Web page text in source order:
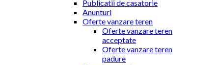
Publicatii de casatorie
Anunturi
Oferte vanzare teren
Oferte vanzare teren
acceptate
Oferte vanzare teren
padure